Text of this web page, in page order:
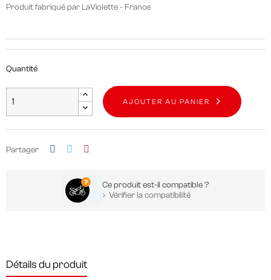
Produit fabriqué par LaViolette - France
Quantité
AJOUTER AU PANIER
Partager
Ce produit est-il compatible ?
Vérifier la compatibilité
Détails du produit